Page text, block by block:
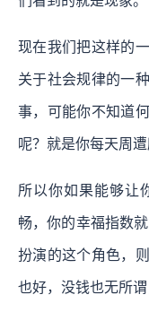
现在我们把这样的
关于社会规律的一
事，可能你不知道
呢？就是你每天周遭
所以你如果能够让
畅，你的幸福指数
扮演的这个角色，
也好，没钱也无所